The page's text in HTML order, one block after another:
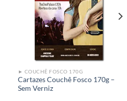
Add to
wishlist
► COUCHÊ FOSCO 170G
Cartazes Couchê Fosco 170g –
Sem Verniz